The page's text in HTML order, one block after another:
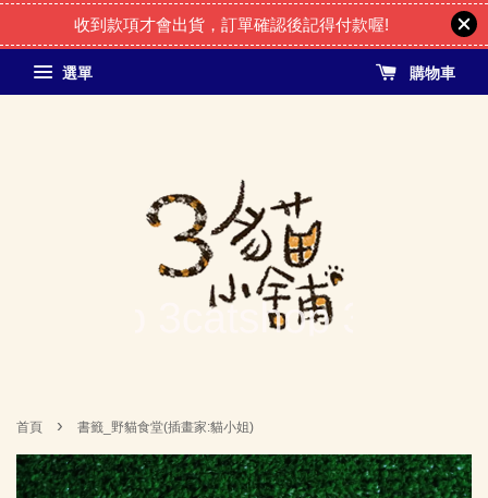
收到款項才會出貨，訂單確認後記得付款喔!
選單 購物車
首頁 › 書籤_野貓食堂(插畫家:貓小姐)